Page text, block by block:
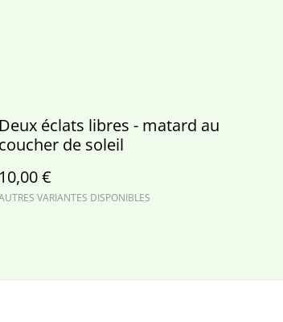
Deux éclats libres - matard au
coucher de soleil
10,00 €
VARIANTES DISPONIBLES